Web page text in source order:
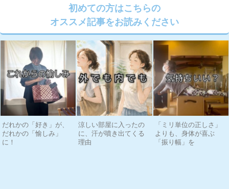
初めての方はこちらの
オススメ記事をお読みください
だれかの「好き」が、
だれかの「愉しみ」
に！
涼しい部屋に入ったの
に、汗が噴き出てくる
理由
「ミリ単位の正しさ」
よりも、身体が喜ぶ
「振り幅」を